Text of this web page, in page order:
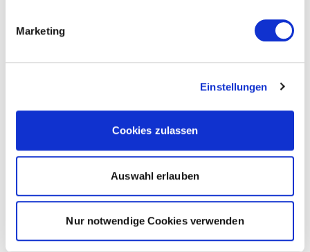
Marketing
Einstellungen
Cookies zulassen
Auswahl erlauben
Nur notwendige Cookies verwenden